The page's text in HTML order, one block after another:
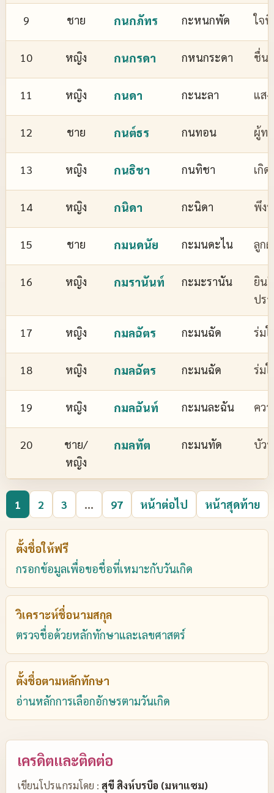
9 ชาย กนกภัทร กะหนกพัด ใจ
10 หญิง กนกรดา กหนกระดา ชื่น
11 หญิง กนดา กะนะลา แสง
12 ชาย กนต์ธร กนทอน ผู้ท
13 หญิง กนธิชา กนทิชา เกิด
14 หญิง กนิดา กะนิดา พึง
15 ชาย กมนดนัย กะมนดะไน ลูก
16 หญิง กมรานันท์ กะมะรานัน
ยิน
ปร
17 หญิง กมลฉัตร กะมนฉัด ร่มใ
18 หญิง กมลฉัตร กะมนฉัด ร่มใ
19 หญิง กมลฉันท์ กะมนละฉัน คว
20
ชาย/
หญิง
กมลทัต กะมนทัด บัว
1 2 3 ... 97 หน้าต่อไป หน้าสุดท้าย
ตั้งชื่อให้ฟรี
กรอกข้อมูลเพื่อขอชื่อที่เหมาะกับวันเกิด
วิเคราะห์ชื่อนามสกุล
ตรวจชื่อด้วยหลักทักษาและเลขศาสตร์
ตั้งชื่อตามหลักทักษา
อ่านหลักการเลือกอักษรตามวันเกิด
เครดิตและติดต่อ
เขียนโปรแกรมโดย : สุขี สิงห์บรบือ (มหาแซม)